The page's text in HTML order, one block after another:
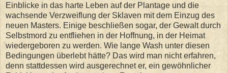
Einblicke in das harte Leben auf der Plantage und die
wachsende Verzweiflung der Sklaven mit dem Einzug des
neuen Masters. Einige beschließen sogar, der Gewalt durch
Selbstmord zu entfliehen in der Hoffnung, in der Heimat
wiedergeboren zu werden. Wie lange Wash unter diesen
Bedingungen überlebt hätte? Das wird man nicht erfahren,
denn stattdessen wird ausgerechnet er, ein gewöhnlicher